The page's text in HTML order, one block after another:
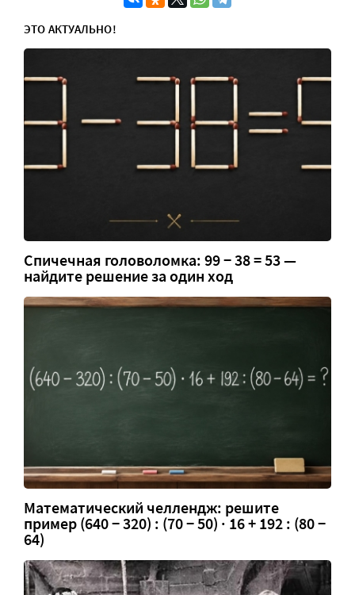
ЭТО АКТУАЛЬНО!
Спичечная головоломка: 99 − 38 = 53 —
найдите решение за один ход
Математический челлендж: решите
пример (640 − 320) : (70 − 50) · 16 + 192 : (80 −
64)